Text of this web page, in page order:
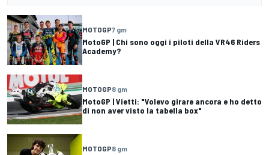
MOTOGP7 gm
MotoGP | Chi sono oggi i piloti della VR46 Riders
Academy?
MOTOGP8 gm
MotoGP | Vietti: "Volevo girare ancora e ho detto
di non aver visto la tabella box"
MOTOGP8 gm